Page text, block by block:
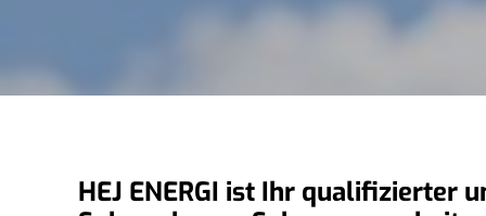
HEJ ENERGI ist Ihr qualifizierter